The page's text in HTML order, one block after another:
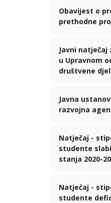
Obavijest o
prethodne
Javni natječaj
u Upravnom
društvene
Javna
razvojna
Natječaj -
studente
stanja 2020-
Natječaj -
studente